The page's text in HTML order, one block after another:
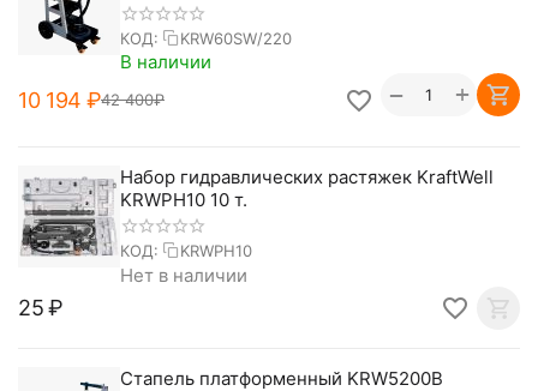
КОД: KRW60SW/220
В наличии
10 194 ₽42 400₽ +
−
Набор гидравлических растяжек KraftWell
KRWPH10 10 т.
КОД: KRWPH10
Нет в наличии
‍25‍ ₽
Стапель платформенный KRW5200B